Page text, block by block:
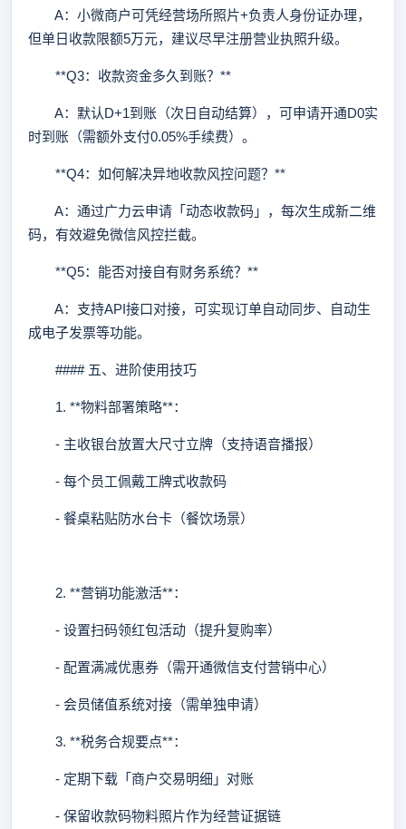
A：小微商户可凭经营场所照片+负责人身份证办理，
但单日收款限额5万元，建议尽早注册营业执照升级。
**Q3：收款资金多久到账？**
A：默认D+1到账（次日自动结算），可申请开通D0实
时到账（需额外支付0.05%手续费）。
**Q4：如何解决异地收款风控问题？**
A：通过广力云申请「动态收款码」，每次生成新二维
码，有效避免微信风控拦截。
**Q5：能否对接自有财务系统？**
A：支持API接口对接，可实现订单自动同步、自动生
成电子发票等功能。
#### 五、进阶使用技巧
1. **物料部署策略**：
- 主收银台放置大尺寸立牌（支持语音播报）
- 每个员工佩戴工牌式收款码
- 餐桌粘贴防水台卡（餐饮场景）
2. **营销功能激活**：
- 设置扫码领红包活动（提升复购率）
- 配置满减优惠券（需开通微信支付营销中心）
- 会员储值系统对接（需单独申请）
3. **税务合规要点**：
- 定期下载「商户交易明细」对账
- 保留收款码物料照片作为经营证据链